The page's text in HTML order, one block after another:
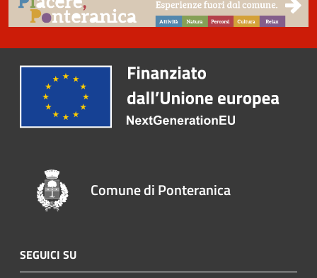
Comune di Ponteranica
SEGUICI SU